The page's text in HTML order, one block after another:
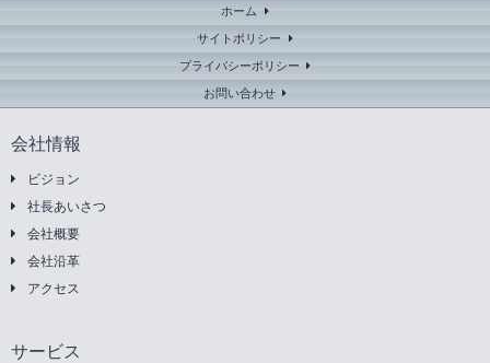
ホーム
サイトポリシー
プライバシーポリシー
お問い合わせ
会社情報
ビジョン
社長あいさつ
会社概要
会社沿革
アクセス
サービス